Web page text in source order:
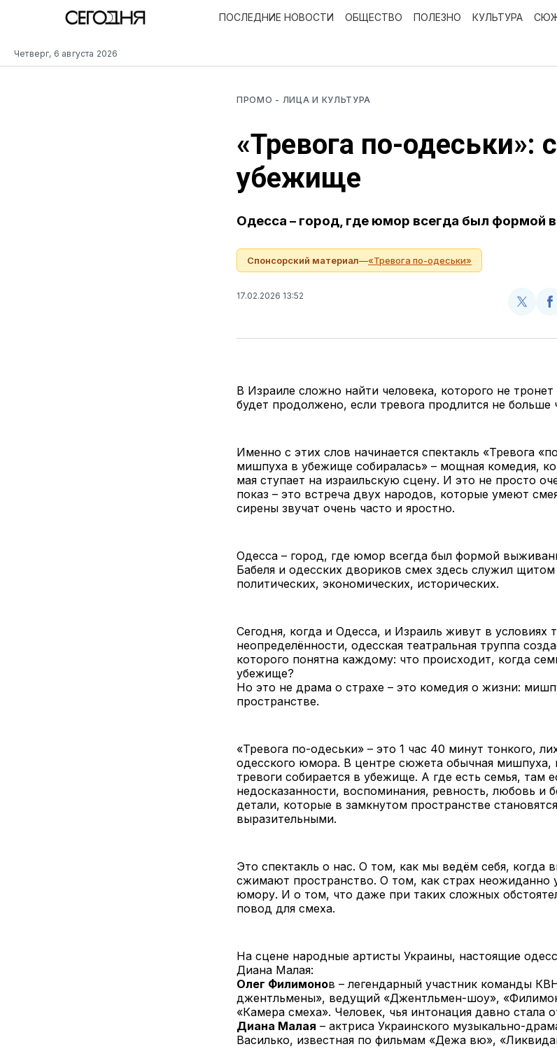
Четверг, 6 августа 2026
ПОСЛЕДНИЕ НОВОСТИ ОБЩЕСТВО ПОЛЕЗНО КУЛЬТУРА
ПРОМО - ЛИЦА И КУЛЬТУРА
«Тревога по-одеськи»:
убежище
Одесса – город, где юмор всегда был формой
Спонсорский материал—«Тревога по-одеськи»
17.02.2026 13:52
Twitter
В Израиле сложно найти человека, которого не
будет продолжено, если тревога продлится не больше
Именно с этих слов начинается спектакль «Тревога
мишпуха в убежище собиралась» – мощная комедия,
мая ступает на израильскую сцену. И это не просто
показ – это встреча двух народов, которые умеют
сирены звучат очень часто и яростно.
Одесса – город, где юмор всегда был формой
Бабеля и одесских двориков смех здесь служил
политических, экономических, исторических.
Сегодня, когда и Одесса, и Израиль живут в условиях
неопределённости, одесская театральная труппа
которого понятна каждому: что происходит, когда
убежище?
Но это не драма о страхе – это комедия о жизни:
пространстве.
«Тревога по-одеськи» – это 1 час 40 минут тонкого,
одесского юмора. В центре сюжета обычная мишпуха,
тревоги собирается в убежище. А где есть семья, там
недосказанности, воспоминания, ревность, любовь и
детали, которые в замкнутом пространстве
выразительными.
Это спектакль о нас. О том, как мы ведём себя, когда
сжимают пространство. О том, как страх неожиданно
юмору. И о том, что даже при таких сложных
повод для смеха.
На сцене народные артисты Украины, настоящие
Диана Малая:
Олег Филимонов – легендарный участник команды
джентльмены», ведущий «Джентльмен-шоу»,
«Камера смеха». Человек, чья интонация давно стала
Диана Малая – актриса Украинского музыкально-
Василько, известная по фильмам «Дежа вю»,